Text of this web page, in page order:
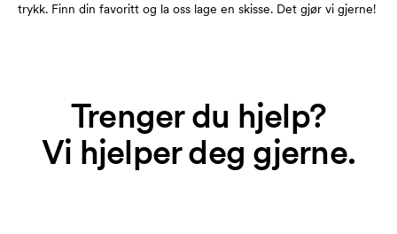
trykk. Finn din favoritt og la oss lage en skisse. Det gjør vi gjerne!
Trenger du hjelp?
Vi hjelper deg gjerne.